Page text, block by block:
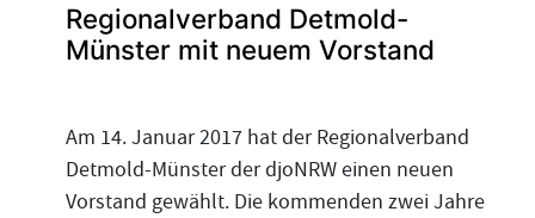
Regionalverband Detmold-
Münster mit neuem Vorstand
Am 14. Januar 2017 hat der Regionalverband
Detmold-Münster der djoNRW einen neuen
Vorstand gewählt. Die kommenden zwei Jahre